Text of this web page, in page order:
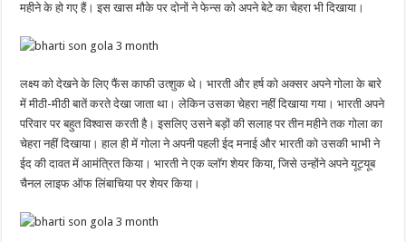
महीने के हो गए हैं। इस खास मौके पर दोनों ने फेन्स को अपने बेटे का चेहरा भी दिखाया।
लक्ष्य को देखने के लिए फैंस काफी उत्शुक थे। भारती और हर्ष को अक्सर अपने गोला के बारे
में मीठी-मीठी बातें करते देखा जाता था। लेकिन उसका चेहरा नहीं दिखाया गया। भारती अपने
परिवार पर बहुत विश्वास करती है। इसलिए उसने बड़ों की सलाह पर तीन महीने तक गोला का
चेहरा नहीं दिखाया। हाल ही में गोला ने अपनी पहली ईद मनाई और भारती को उसकी भाभी ने
ईद की दावत में आमंत्रित किया। भारती ने एक व्लॉग शेयर किया, जिसे उन्होंने अपने यूट्यूब
चैनल लाइफ ऑफ लिंबाचिया पर शेयर किया।